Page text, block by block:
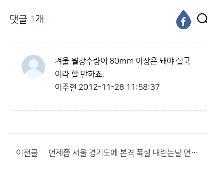
댓글 1 개
겨울 월강수량이 80mm 이상은 돼야 설국
이라 할 만하죠.
이주현 2012-11-28 11:58:37
이전글 언제쯤 서울 경기도에 본격 폭설 내린는날 언제쯤 올까요??